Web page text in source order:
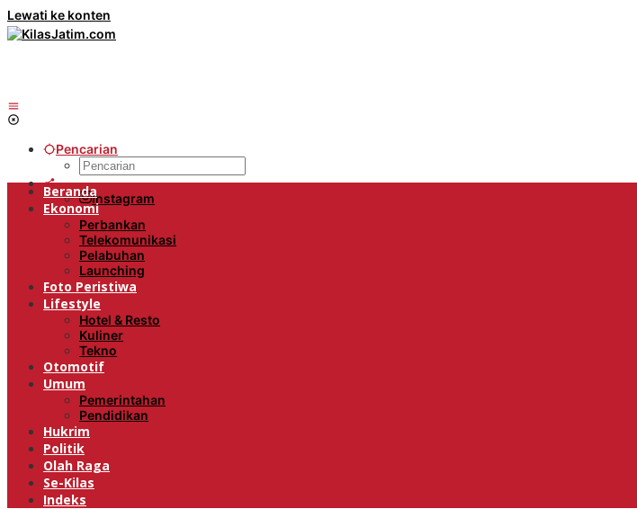
Lewati ke konten
Pencarian
Instagram
Beranda
Ekonomi
Perbankan
Telekomunikasi
Pelabuhan
Launching
Foto Peristiwa
Lifestyle
Hotel & Resto
Kuliner
Tekno
Otomotif
Umum
Pemerintahan
Pendidikan
Hukrim
Politik
Olah Raga
Se-Kilas
Indeks